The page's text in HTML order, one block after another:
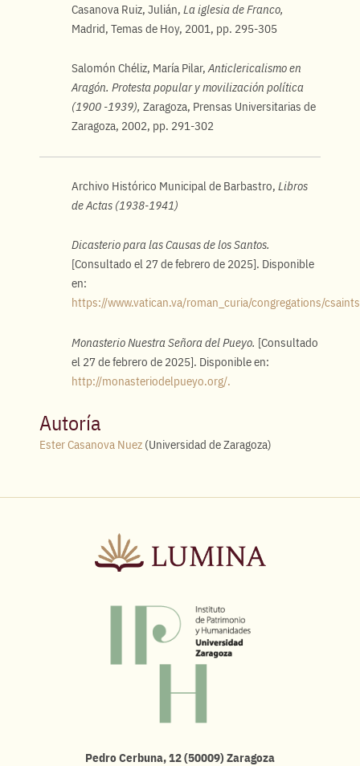
Casanova Ruiz, Julián, La iglesia de Franco,
Madrid, Temas de Hoy, 2001, pp. 295-305
Salomón Chéliz, María Pilar,Anticlericalismo en
Aragón. Protesta popular y movilización política
(1900 -1939), Zaragoza, Prensas Universitarias de
Zaragoza, 2002, pp. 291-302
Archivo Histórico Municipal de Barbastro, Libros
de Actas (1938-1941)
Dicasterio para las Causas de los Santos.
[Consultado el 27 de febrero de 2025]. Disponible
en:
https://www.vatican.va/roman_curia/congregations/
Monasterio Nuestra Señora del Pueyo. [Consultado
el 27 de febrero de 2025]. Disponible en:
http://monasteriodelpueyo.org/.
Autoría
Ester Casanova Nuez (Universidad de Zaragoza)
Pedro Cerbuna, 12 (50009) Zaragoza